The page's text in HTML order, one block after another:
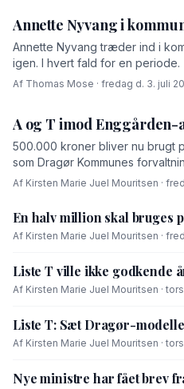
Annette Nyvang i
Annette Nyvang træder ind i
igen. I hvert fald for en periode.
Af Thomas Mose · fredag d. 3. juli
A og T imod Enggården-
500.000 kroner bliver nu brugt
som Dragør Kommunes
forhandle med OK-fonden om
Af Kirsten Marie Juel Mouritsen ·
En halv million skal bruges
Af Kirsten Marie Juel Mouritsen ·
Liste T ville ikke godkende
Af Kirsten Marie Juel Mouritsen ·
Liste T: Sæt Dragør-
Af Kirsten Marie Juel Mouritsen ·
Nye ministre har fået brev